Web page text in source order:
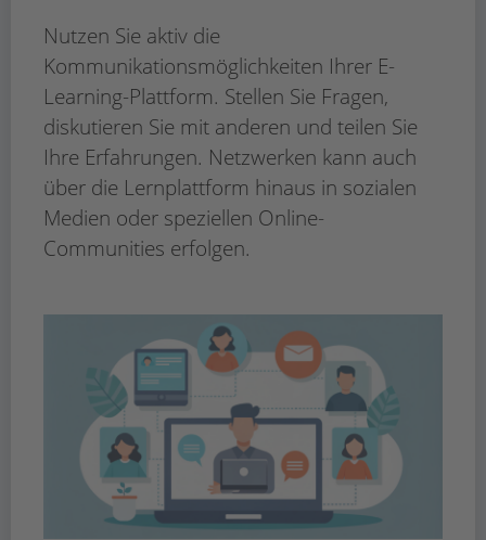
Nutzen Sie aktiv die
Kommunikationsmöglichkeiten Ihrer E-
Learning-Plattform. Stellen Sie Fragen,
diskutieren Sie mit anderen und teilen Sie
Ihre Erfahrungen. Netzwerken kann auch
über die Lernplattform hinaus in sozialen
Medien oder speziellen Online-
Communities erfolgen.